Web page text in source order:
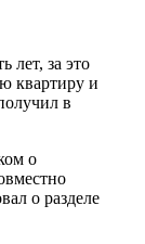
лет, за это
квартиру и
в
о
о разделе